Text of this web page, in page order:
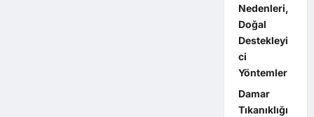
Nedenleri,
Doğal
Destekleyi
ci
Yöntemler
Damar
Tıkanıklığı